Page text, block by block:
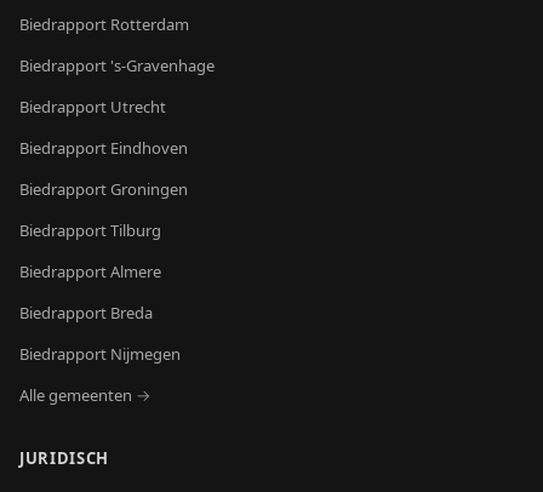
Biedrapport Rotterdam
Biedrapport 's-Gravenhage
Biedrapport Utrecht
Biedrapport Eindhoven
BiedrapportGroningen
BiedrapportTilburg
BiedrapportAlmere
Biedrapport Breda
Biedrapport Nijmegen
Alle gemeenten →
JURIDISCH